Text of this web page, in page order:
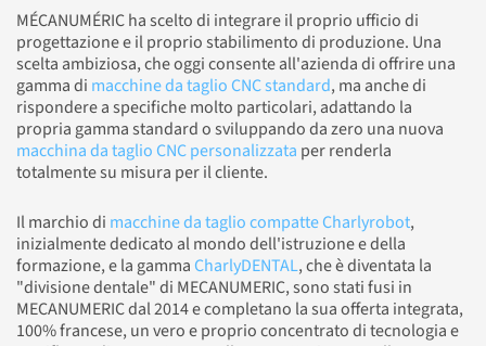
MÉCANUMÉRIC ha scelto di integrare il proprio ufficio di
progettazione e il proprio stabilimento di produzione. Una
scelta ambiziosa, che oggi consente all'azienda di offrire una
gamma di macchine da taglio CNC standard, ma anche di
rispondere a specifiche molto particolari, adattando la
propria gamma standard o sviluppando da zero una nuova
macchina da taglio CNC personalizzata per renderla
totalmente su misura per il cliente.
Il marchio di macchine da taglio compatte Charlyrobot,
inizialmente dedicato al mondo dell'istruzione e della
formazione, e la gammaCharlyDENTAL, che è diventata la
"divisione dentale" di MECANUMERIC, sono stati fusi in
MECANUMERIC dal 2014 e completano la sua offerta integrata,
100% francese, un vero e proprio concentrato di tecnologia e